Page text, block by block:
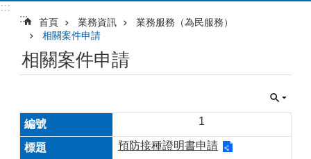
:::
:::
首頁 業務資訊
業務服務（為民服務）
相關案件申請
相關案件申請
1
預防接種證明書申請